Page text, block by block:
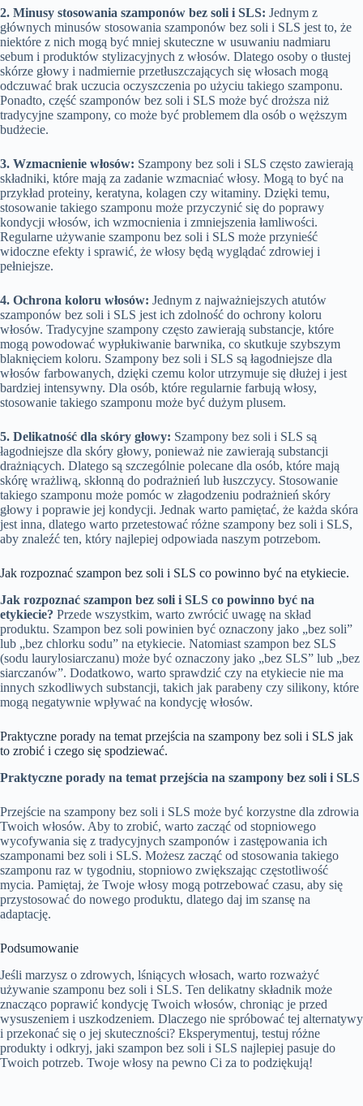
2. Minusy stosowania szamponów bez soli i SLS: Jednym z
głównych minusów stosowania szamponów bez soli i SLS jest to, że
niektóre z nich mogą być mniej skuteczne w usuwaniu nadmiaru
sebum i produktów stylizacyjnych z włosów. Dlatego osoby o tłustej
skórze głowy i nadmiernie przetłuszczających się włosach mogą
odczuwać brak uczucia oczyszczenia po użyciu takiego szamponu.
Ponadto, część szamponów bez soli i SLS może być droższa niż
tradycyjne szampony, co może być problemem dla osób o węższym
budżecie.
3. Wzmacnienie włosów: Szampony bez soli i SLS często zawierają
składniki, które mają za zadanie wzmacniać włosy. Mogą to być na
przykład proteiny, keratyna, kolagen czy witaminy. Dzięki temu,
stosowanie takiego szamponu może przyczynić się do poprawy
kondycji włosów, ich wzmocnienia i zmniejszenia łamliwości.
Regularne używanie szamponu bez soli i SLS może przynieść
widoczne efekty i sprawić, że włosy będą wyglądać zdrowiej i
pełniejsze.
4. Ochrona koloru włosów: Jednym z najważniejszych atutów
szamponów bez soli i SLS jest ich zdolność do ochrony koloru
włosów. Tradycyjne szampony często zawierają substancje, które
mogą powodować wypłukiwanie barwnika, co skutkuje szybszym
blaknięciem koloru. Szampony bez soli i SLS są łagodniejsze dla
włosów farbowanych, dzięki czemu kolor utrzymuje się dłużej i jest
bardziej intensywny. Dla osób, które regularnie farbują włosy,
stosowanie takiego szamponu może być dużym plusem.
5. Delikatność dla skóry głowy: Szampony bez soli i SLS są
łagodniejsze dla skóry głowy, ponieważ nie zawierają substancji
drażniących. Dlatego są szczególnie polecane dla osób, które mają
skórę wrażliwą, skłonną do podrażnień lub łuszczycy. Stosowanie
takiego szamponu może pomóc w złagodzeniu podrażnień skóry
głowy i poprawie jej kondycji. Jednak warto pamiętać, że każda skóra
jest inna, dlatego warto przetestować różne szampony bez soli i SLS,
aby znaleźć ten, który najlepiej odpowiada naszym potrzebom.
Jak rozpoznać szampon bez soli i SLS co powinno być na etykiecie.
Jak rozpoznać szampon bez soli i SLS co powinno być na
etykiecie? Przede wszystkim, warto zwrócić uwagę na skład
produktu. Szampon bez soli powinien być oznaczony jako „bez soli”
lub „bez chlorku sodu” na etykiecie. Natomiast szampon bez SLS
(sodu laurylosiarczanu) może być oznaczony jako „bez SLS” lub „bez
siarczanów”. Dodatkowo, warto sprawdzić czy na etykiecie nie ma
innych szkodliwych substancji, takich jak parabeny czy silikony, które
mogą negatywnie wpływać na kondycję włosów.
Praktyczne porady na temat przejścia na szampony bez soli i SLS jak
to zrobić i czego się spodziewać.
Praktyczne porady na temat przejścia na szampony bez soli i SLS
Przejście na szampony bez soli i SLS może być korzystne dla zdrowia
Twoich włosów. Aby to zrobić, warto zacząć od stopniowego
wycofywania się z tradycyjnych szamponów i zastępowania ich
szamponami bez soli i SLS. Możesz zacząć od stosowania takiego
szamponu raz w tygodniu, stopniowo zwiększając częstotliwość
mycia. Pamiętaj, że Twoje włosy mogą potrzebować czasu, aby się
przystosować do nowego produktu, dlatego daj im szansę na
adaptację.
Podsumowanie
Jeśli marzysz o zdrowych, lśniących włosach, warto rozważyć
używanie szamponu bez soli i SLS. Ten delikatny składnik może
znacząco poprawić kondycję Twoich włosów, chroniąc je przed
wysuszeniem i uszkodzeniem. Dlaczego nie spróbować tej alternatywy
i przekonać się o jej skuteczności? Eksperymentuj, testuj różne
produkty i odkryj, jaki szampon bez soli i SLS najlepiej pasuje do
Twoich potrzeb. Twoje włosy na pewno Ci za to podziękują!